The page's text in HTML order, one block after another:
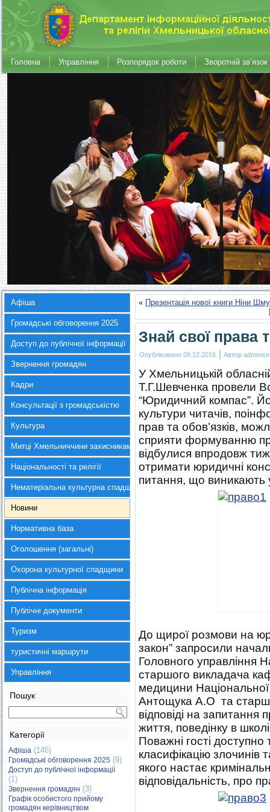
Головна Управління Розпорядок роботи Зворотній зв’язок
Афіша
Громадські обговорення 2025
Доступ до публічної інформації
Звернення громадян
Кадри
Консультації з громадськістю
Культура
Митці Хмельниччини захисникам України
Національності та релігії
Нематеріальна культурна спадщина
Новини
Нормативна база
Оголошення (загальні)
Охорона культурної спадщини
Публічна інформація
Публічні документи
Туризм
туристичні маршрути
Управління
Пошук
Категорії
Афіша (146)
Громадські обговорення 2025 (9)
Доступ до публічної інформації
(1)
Звернення громадян (3)
Графік особистого прийому
громадян керівництвом
« Презентація нової книги Ніни
Знай свої права
Опубліковано 09.12.2016 | Автор
У Хмельницькій
Т.Г.Шевченка провели
“Юридичний компас”.
культури читачів,
прав та обов’язків,
сприяти формуванню
відбулися впродовж
отримати юридичні
питання, що виникають
До щирої розмови на
закон” запросили
Головного управління
старшого викладача
медицини Національної
Антощука А.О та
відповіді на запитання
життя, поведінку в
Поважні гості
класифікацію злочинів
якого настає
відповідальність, про